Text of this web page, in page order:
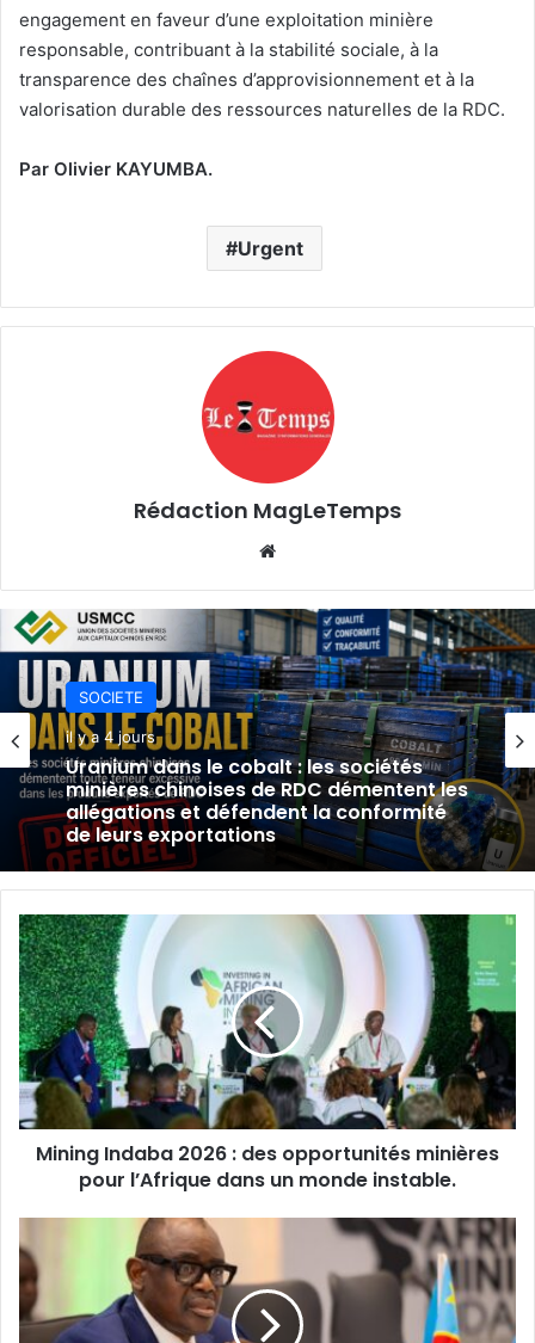
engagement en faveur d’une exploitation minière
responsable, contribuant à la stabilité sociale, à la
transparence des chaînes d’approvisionnement et à la
valorisation durable des ressources naturelles de la RDC.
Par Olivier KAYUMBA.
Urgent
Rédaction MagLeTemps
SOCIETE
il y a 4 jours
Uranium dans le cobalt : les sociétés
minières chinoises de RDC démentent les
allégations et défendent la conformité
de leurs exportations
SOCIETE
il y a 5 jours
TFM réfute les accusations sur l’uranium
et assure la conformité de ses
exportations de cobalt.
Mining
Indaba
2026
:
des
opportunités
minières
pour
l’Afrique
dans
Mining Indaba 2026 : des opportunités minières
pour l’Afrique dans un monde instable.
Indaba
2026
:
la